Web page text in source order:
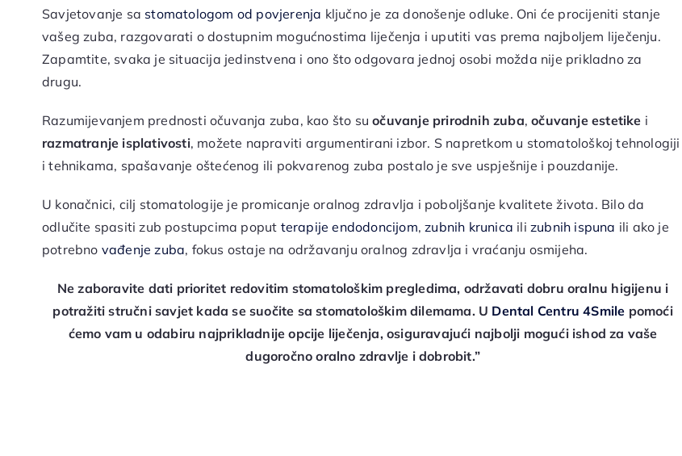
Savjetovanje sa stomatologom od povjerenja ključno je za donošenje odluke. Oni će procijeniti stanje
vašeg zuba, razgovarati o dostupnim mogućnostima liječenja i uputiti vas prema najboljem liječenju.
Zapamtite, svaka je situacija jedinstvena i ono što odgovara jednoj osobi možda nije prikladno za
drugu.
Razumijevanjem prednosti očuvanja zuba, kao što suočuvanje prirodnih zuba,očuvanje estetike i
razmatranje isplativosti, možete napraviti argumentirani izbor. S napretkom u stomatološkoj tehnologiji
i tehnikama, spašavanje oštećenog ili pokvarenog zuba postalo je sve uspješnije i pouzdanije.
U konačnici, cilj stomatologije je promicanje oralnog zdravlja i poboljšanje kvalitete života. Bilo da
odlučite spasiti zub postupcima poput terapije endodoncijom,zubnih krunica ili zubnih ispuna ili ako je
potrebno vađenje zuba, fokus ostaje na održavanju oralnog zdravlja i vraćanju osmijeha.
Ne zaboravite dati prioritet redovitim stomatološkim pregledima, održavati dobru oralnu higijenu i
potražiti stručni savjet kada se suočite sa stomatološkim dilemama. U Dental Centru 4Smile pomoći
ćemo vam u odabiru najprikladnije opcije liječenja, osiguravajući najbolji mogući ishod za vaše
dugoročno oralno zdravlje i dobrobit.”